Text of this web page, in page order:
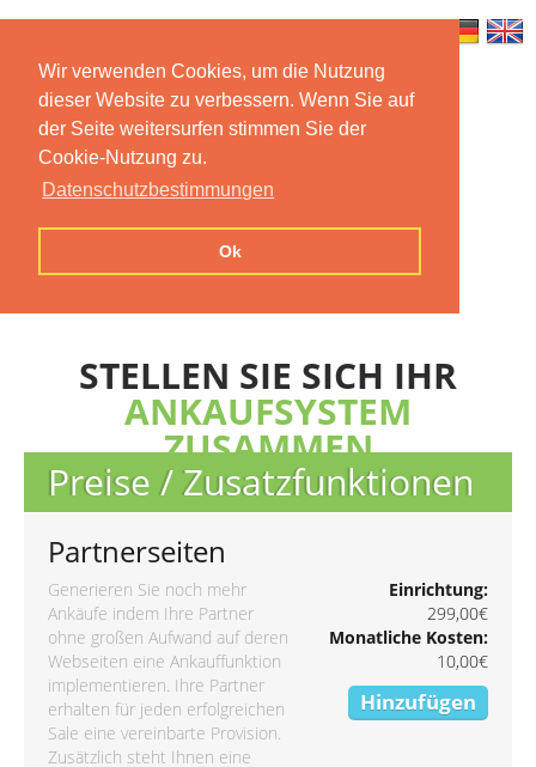
Wir verwenden Cookies, um die Nutzung
dieser Website zu verbessern. Wenn Sie auf
der Seite weitersurfen stimmen Sie der
Cookie-Nutzung zu.
Datenschutzbestimmungen
Ok
Home Features Mobile App
Preise
Contact us Imprint Privacy
STELLEN SIE SICH IHR
ANKAUFSYSTEM
ZUSAMMEN
Preise / Zusatzfunktionen
Partnerseiten
Generieren Sie noch mehr
Ankäufe indem Ihre Partner
ohne großen Aufwand auf deren
Webseiten eine Ankauffunktion
implementieren. Ihre Partner
erhalten für jeden erfolgreichen
Sale eine vereinbarte Provision.
Zusätzlich steht Ihnen eine
Einrichtung:
299,00€
Monatliche Kosten:
10,00€
Hinzufügen